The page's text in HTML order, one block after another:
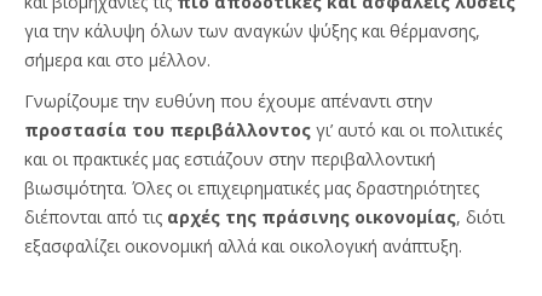
για την κάλυψη όλων των αναγκών ψύξης και θέρμανσης,
σήμερα και στο μέλλον.
Γνωρίζουμε την ευθύνη που έχουμε απέναντι στην
προστασία του περιβάλλοντος γι’ αυτό και οι πολιτικές
και οι πρακτικές μας εστιάζουν στην περιβαλλοντική
βιωσιμότητα. Όλες οι επιχειρηματικές μας δραστηριότητες
διέπονται από τις αρχές της πράσινης οικονομίας, διότι
εξασφαλίζει οικονομική αλλά και οικολογική ανάπτυξη.